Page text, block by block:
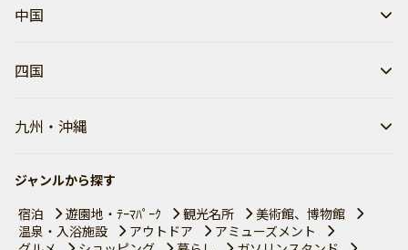
中国
四国
九州・沖縄
ジャンルから探す
宿泊
遊園地・ﾃｰﾏﾊﾟｰｸ 観光名所
美術館、博物館
温泉・入浴施設
アウトドア
アミューズメント